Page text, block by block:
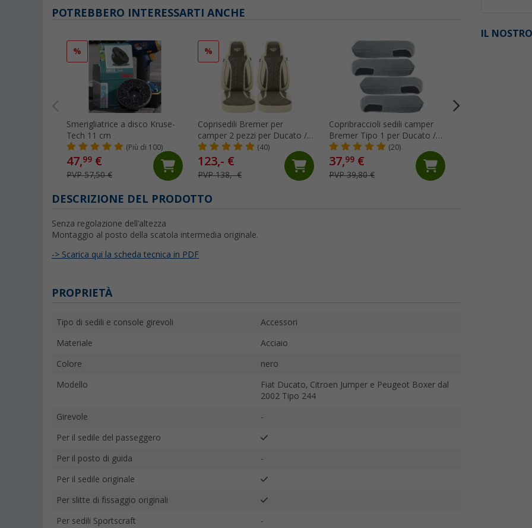
IL
POTREBBERO INTERESSARTI ANCHE
%
Smerigliatrice a disco Kruse-
Tech 11 cm
(Più di 100)
47,99 €
PVP 57,50 €
%
Coprisedili Bremer per
camper 2 pezzi per Ducato /
Jumper / Boxer -
beige/marrone
(40)
123,- €
PVP 138,- €
Copribraccioli sedili camper
Bremer Tipo 1 per Ducato /
Boxer / Jumper 4 pezzi - grigio
(20)
37,99 €
PVP 39,80 €
DESCRIZIONE DEL PRODOTTO
Senza regolazione dell'altezza
Montaggio al posto della scatola intermedia originale.
-> Scarica qui la scheda tecnica in PDF
PROPRIETÀ
Tipo di sedili e console girevoli Accessori
Materiale Acciaio
Colore nero
Modello
Fiat Ducato, Citroen Jumper e Peugeot Boxer dal
2002 Tipo 244
Girevole -
Per il sedile del passeggero
Per il posto di guida -
Per il sedile originale
Per slitte di fissaggio originali
Per sedili Sportscraft -